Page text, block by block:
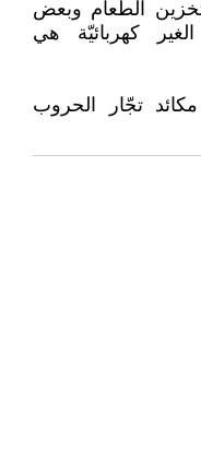
الطعام وبعض
كهربائيّة هي
تجّار الحروب